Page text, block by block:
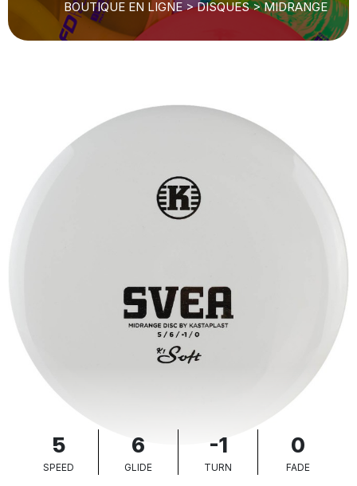
BOUTIQUE EN LIGNE>DISQUES>MIDRANGE
5
SPEED
6
GLIDE
-1
TURN
0
FADE